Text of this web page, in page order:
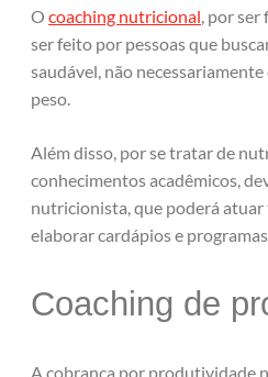
O coaching nutricional, por ser
ser feito por pessoas que
saudável, não
peso.
Além disso, por se tratar de
conhecimentos acadêmicos,
nutricionista, que poderá
elaborar cardápios e
Coaching de
A cobrança por produtividade